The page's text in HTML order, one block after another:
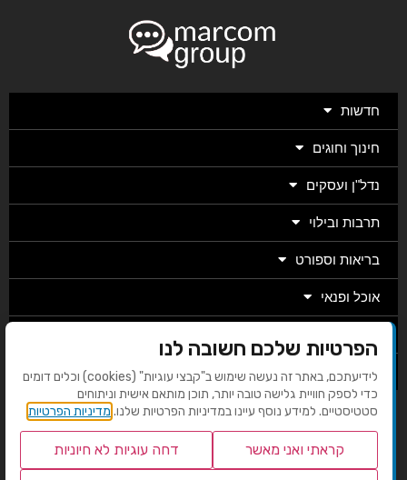
חדשות
חינוך וחוגים
נדל"ן ועסקים
תרבות ובילוי
בריאות וספורט
אוכל ופנאי
מערכת
בניית אתרים EMG
הפרטיות שלכם חשובה לנו
לידיעתכם, באתר זה נעשה שימוש ב"קבצי עוגיות" (cookies) וכלים דומים
כדי לספק חוויית גלישה טובה יותר, תוכן מותאם אישית וניתוחים
סטטיסטיים. למידע נוסף עיינו במדיניות הפרטיות שלנו. מדיניות הפרטיות
קראתי ואני מאשר דחה עוגיות לא חיוניות